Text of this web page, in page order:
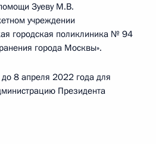
Зуеву М.В.
учреждении
городская поликлиника № 94
города Москвы».
8 апреля 2022 года для
Президента